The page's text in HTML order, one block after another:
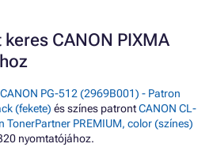
CANON PIXMA
CANON PG-512 (2969B001) - Patron
(fekete) és színes patrontCANON CL-
PREMIUM, color (színes)
nyomtatójához.